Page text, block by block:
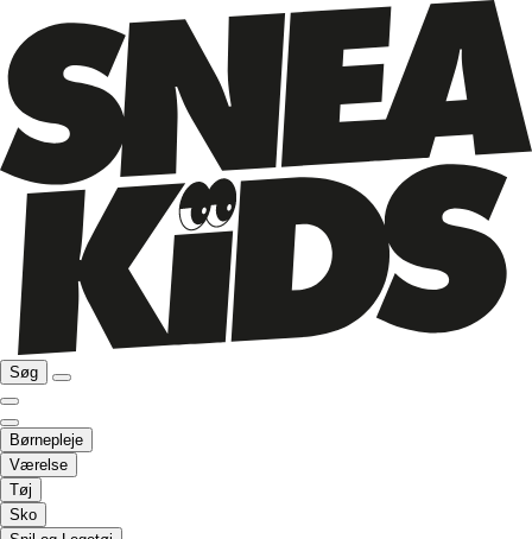
Søg
Børnepleje
Værelse
Tøj
Sko